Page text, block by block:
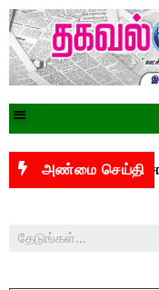
அண்மை செய்தி
யுபிஐ மசோதா: